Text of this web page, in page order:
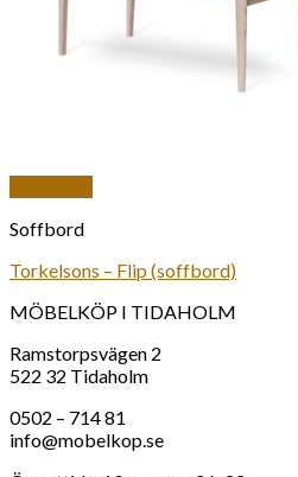
Soffbord
Torkelsons – Flip (soffbord)
MÖBELKÖP I TIDAHOLM
Ramstorpsvägen 2
522 32 Tidaholm
0502 – 714 81
info@mobelkop.se